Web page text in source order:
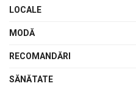
LOCALE
MODĂ
RECOMANDĂRI
SĂNĂTATE